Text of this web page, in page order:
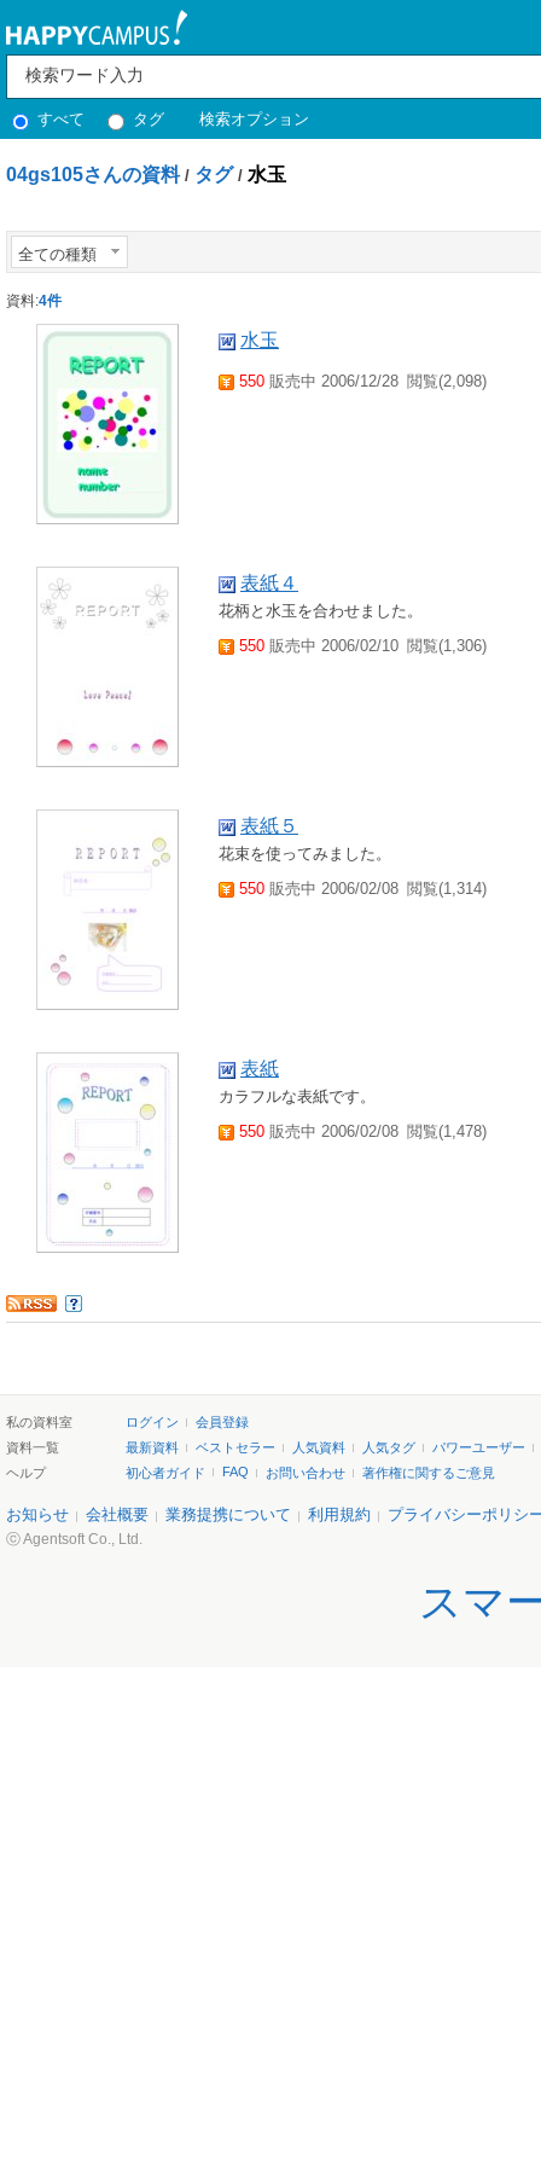
すべて タグ 検索オプション
04gs105さんの資料 / タグ / 水玉
全ての種類
資料:4件
水玉
550 販売中 2006/12/28 閲覧(2,098)
表紙４
花柄と水玉を合わせました。
550 販売中 2006/02/10 閲覧(1,306)
表紙５
花束を使ってみました。
550 販売中 2006/02/08 閲覧(1,314)
表紙
カラフルな表紙です。
550 販売中 2006/02/08 閲覧(1,478)
私の資料室 ログイン
会員登録
資料一覧
最新資料 ベストセラー 人気資料 人気タグ
パワーユーザー
ヘルプ
初心者ガイド FAQ お問い合わせ 著作権に関するご意見
お知らせ 会社概要 業務提携について 利用規約 プライバシーポリシ
ⓒ Agentsoft Co., Ltd.
スマ